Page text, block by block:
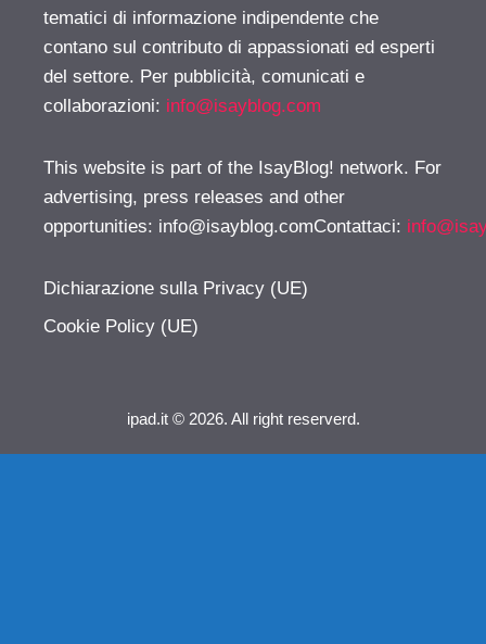
tematici di informazione indipendente che
contano sul contributo di appassionati ed esperti
del settore. Per pubblicità, comunicati e
collaborazioni: info@isayblog.com
This website is part of the IsayBlog! network. For
advertising, press releases and other
opportunities: info@isayblog.comContattaci:
Dichiarazione sulla Privacy (UE)
Cookie Policy (UE)
ipad.it © 2026. All right reserverd.